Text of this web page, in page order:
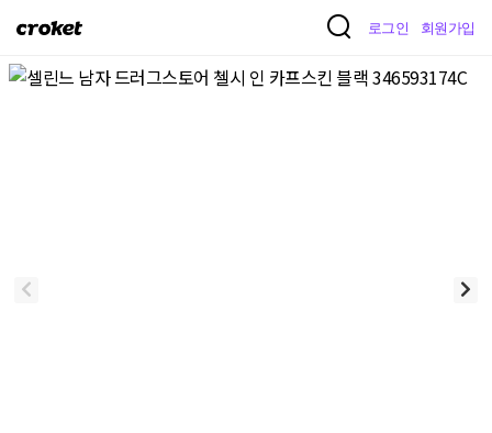
크
켓
로그인 회원가입